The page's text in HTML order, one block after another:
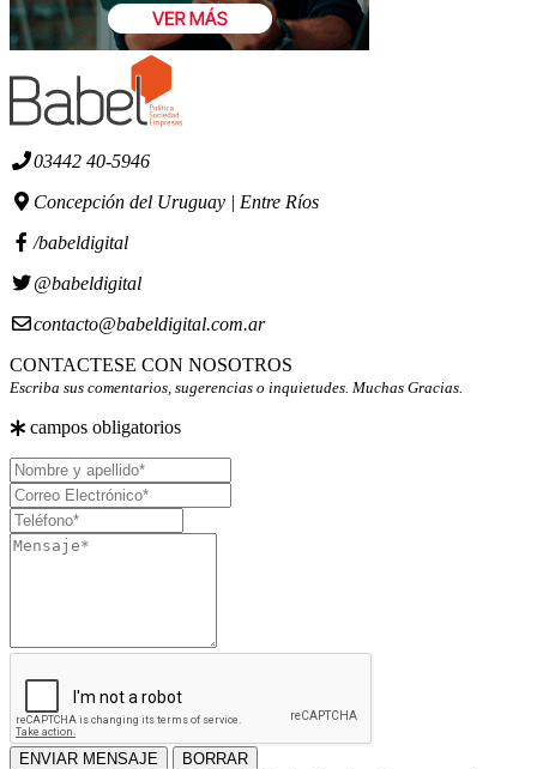
03442 40-5946
Concepción del Uruguay | Entre Ríos
/babeldigital
@babeldigital
contacto@babeldigital.com.ar
CONTACTESE CON NOSOTROS
Escriba sus comentarios, sugerencias o inquietudes. Muchas Gracias.
campos obligatorios
Nombre
y
apellido
Correo
Electrónico
Teléfono
Mensaje
ENVIAR MENSAJE BORRAR